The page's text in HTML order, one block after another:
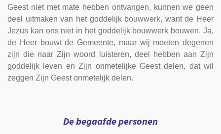
Geest niet met mate hebben ontvangen, kunnen we geen
deel uitmaken van het goddelijk bouwwerk, want de Heer
Jezus kan ons niet in het goddelijk bouwwerk bouwen. Ja,
de Heer bouwt de Gemeente, maar wij moeten degenen
zijn die naar Zijn woord luisteren, deel hebben aan Zijn
goddelijk leven en Zijn onmetelijke Geest delen, dat wil
zeggen Zijn Geest onmetelijk delen.
De begaafde personen